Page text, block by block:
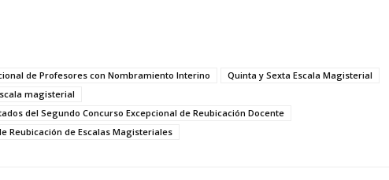
de Profesores con Nombramiento Interino
Quinta y Sexta Escala Magisterial
magisterial
del Segundo Concurso Excepcional de Reubicación Docente
Reubicación de Escalas Magisteriales